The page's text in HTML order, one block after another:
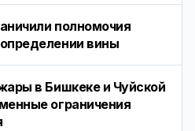
полномочия
вины
в Бишкеке и Чуйской
ограничения